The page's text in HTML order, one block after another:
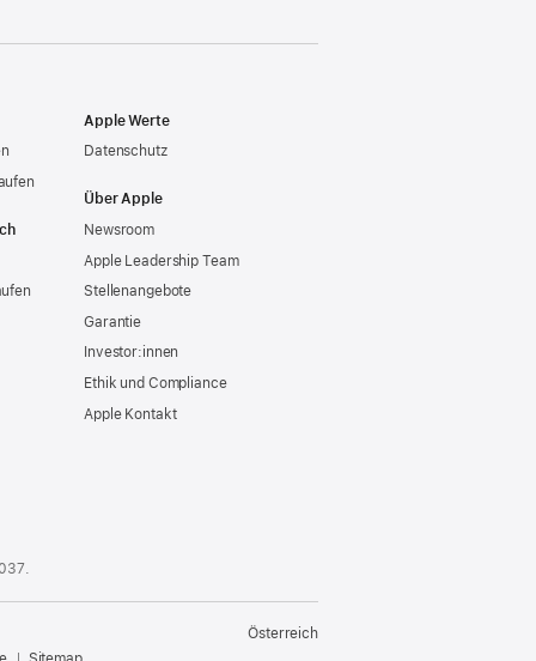
Apple Werte
Datenschutz
Über Apple
Newsroom
Apple Leadership Team
Stellenangebote
Garantie
Investor:innen
Ethik und Compliance
Apple Kontakt
.
Österreich